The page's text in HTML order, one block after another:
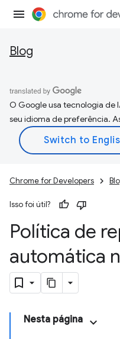
Blog
O Google usa tecnologia de
seu idioma de preferência.
Chrome for Developers
Isso foi útil?
Política de
automática
Nesta página